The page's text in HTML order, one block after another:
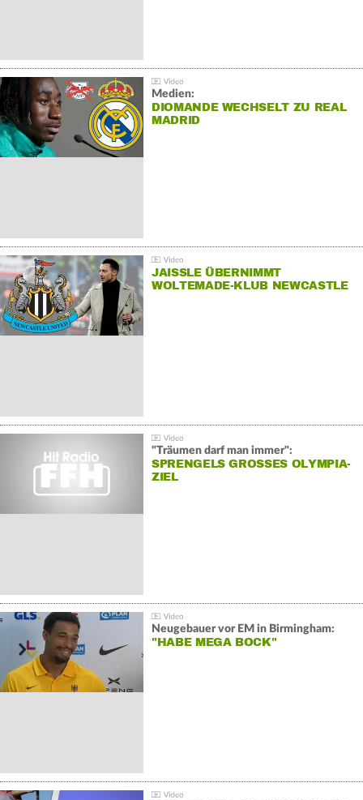
Medien:
DIOMANDE WECHSELT ZU REAL
MADRID
JAISSLE ÜBERNIMMT
WOLTEMADE-KLUB NEWCASTLE
"Träumen darf man immer":
SPRENGELS GROSSES OLYMPIA-Z
IEL
Neugebauer vor EM in Birmingham:
"HABE MEGA BOCK"